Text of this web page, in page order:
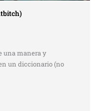
una manera y
un diccionario (no